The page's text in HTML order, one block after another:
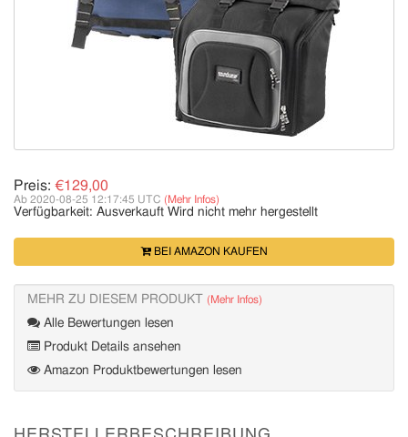
Preis: €129,00
Ab 2020-08-25 12:17:45 UTC (Mehr Infos)
Verfügbarkeit: Ausverkauft Wird nicht mehr hergestellt
BEI AMAZON KAUFEN
MEHR ZU DIESEM PRODUKT (Mehr Infos)
Alle Bewertungen lesen
Produkt Details ansehen
Amazon Produktbewertungen lesen